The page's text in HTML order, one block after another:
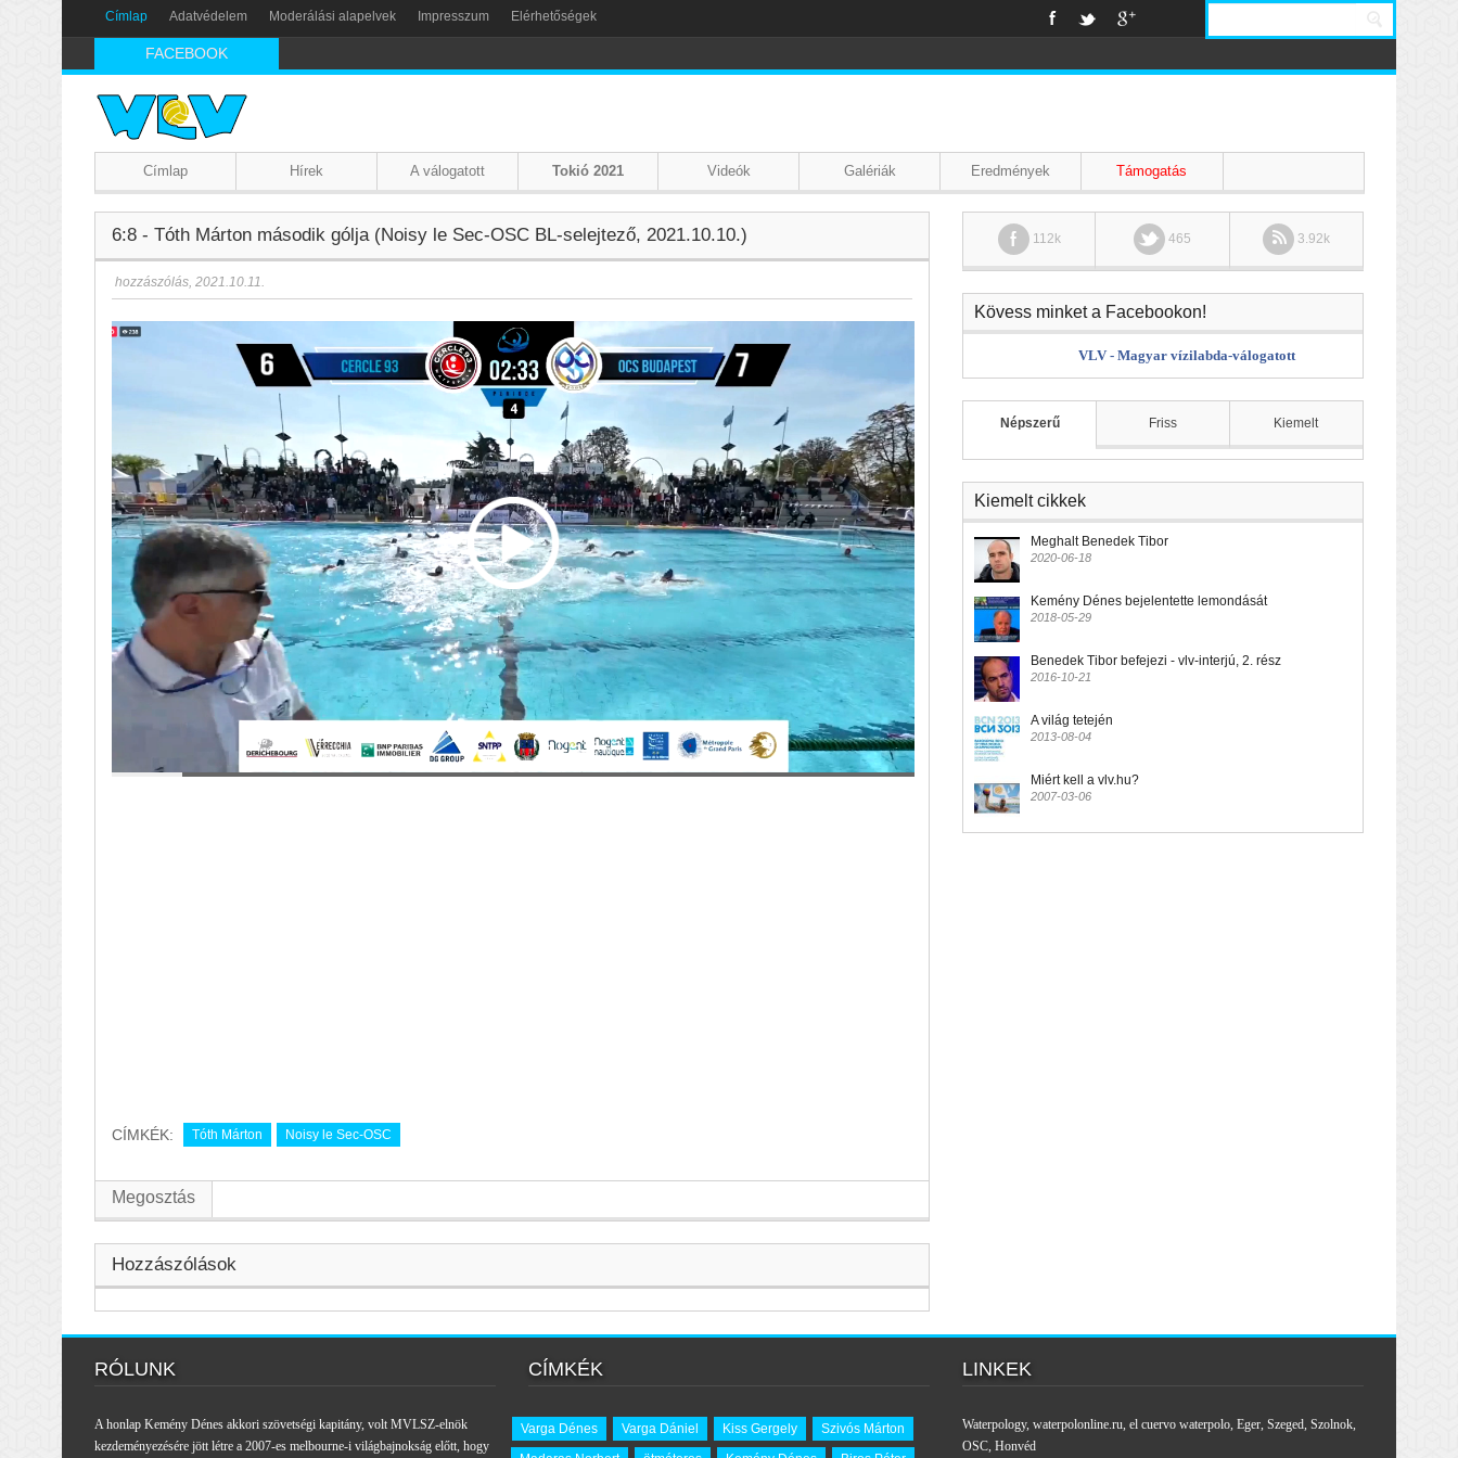
Címlap Adatvédelem Moderálási alapelvek Impresszum Elérhetőségek
FACEBOOK
Címlap Hírek A válogatott Tokió 2021 Videók Galériák Eredmények Támogatás
6:8 - Tóth Márton második gólja (Noisy le Sec-OSC BL-selejtező, 2021.10.10.)
hozzászólás, 2021.10.11.
CÍMKÉK: Tóth Márton Noisy le Sec-OSC
Megosztás
Hozzászólások
112k 465 3.92k
Kövess minket a Facebookon!
VLV - Magyar vízilabda-válogatott
Népszerű Friss Kiemelt
Kiemelt cikkek
Meghalt Benedek Tibor
2020-06-18
Kemény Dénes bejelentette lemondását
2018-05-29
Benedek Tibor befejezi - vlv-interjú, 2. rész
2016-10-21
A világ tetején
2013-08-04
Miért kell a vlv.hu?
2007-03-06
RÓLUNK
A honlap Kemény Dénes akkori szövetségi kapitány, volt MVLSZ-elnök
kezdeményezésére jött létre a 2007-es melbourne-i világbajnokság előtt, hogy
CÍMKÉK
Varga Dénes Varga Dániel Kiss Gergely
Szivós Márton
LINKEK
Waterpology, waterpolonline.ru, el cuervo waterpolo, Eger, Szeged, Szolnok,
OSC, Honvéd